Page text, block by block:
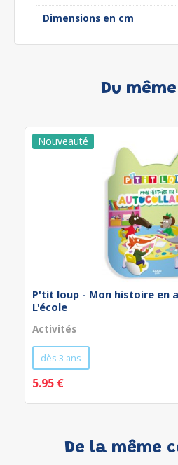
Dimensions en cm
Du
P'tit loup - Mon histoire en
L'école
Activités
dès 3 ans
5.95 €
De la même